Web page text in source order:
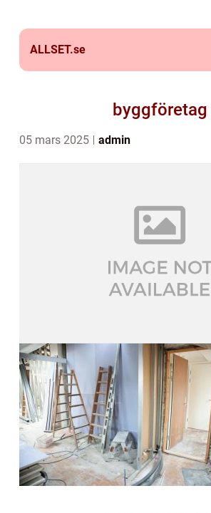
ALLSET.se
byggföretag
05 mars 2025 admin